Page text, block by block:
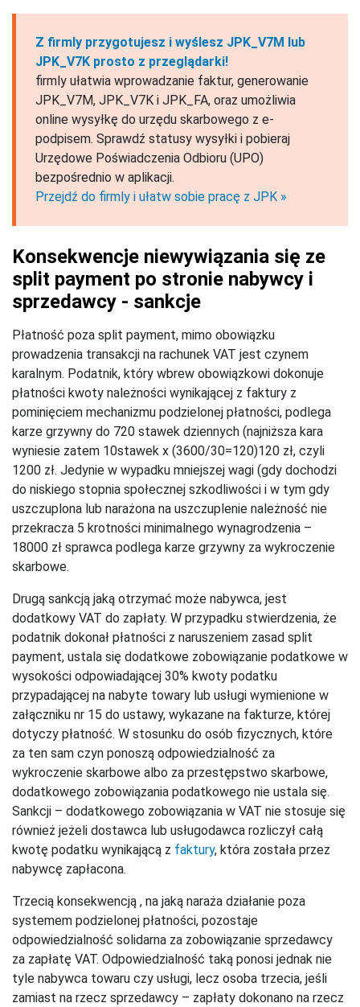
Z firmly przygotujesz i wyślesz JPK_V7M lub
JPK_V7K prosto z przeglądarki!
firmly ułatwia wprowadzanie faktur, generowanie
JPK_V7M, JPK_V7K i JPK_FA, oraz umożliwia
online wysyłkę do urzędu skarbowego z e-
podpisem. Sprawdź statusy wysyłki i pobieraj
Urzędowe Poświadczenia Odbioru (UPO)
bezpośrednio w aplikacji.
Przejdź do firmly i ułatw sobie pracę z JPK »
Konsekwencje niewywiązania się ze
split payment po stronie nabywcy i
sprzedawcy - sankcje
Płatność poza split payment, mimo obowiązku
prowadzenia transakcji na rachunek VAT jest czynem
karalnym. Podatnik, który wbrew obowiązkowi dokonuje
płatności kwoty należności wynikającej z faktury z
pominięciem mechanizmu podzielonej płatności, podlega
karze grzywny do 720 stawek dziennych (najniższa kara
wyniesie zatem 10stawek x (3600/30=120)120 zł, czyli
1200 zł. Jedynie w wypadku mniejszej wagi (gdy dochodzi
do niskiego stopnia społecznej szkodliwości i w tym gdy
uszczuplona lub narażona na uszczuplenie należność nie
przekracza 5 krotności minimalnego wynagrodzenia –
18000 zł sprawca podlega karze grzywny za wykroczenie
skarbowe.
Drugą sankcją jaką otrzymać może nabywca, jest
dodatkowy VAT do zapłaty. W przypadku stwierdzenia, że
podatnik dokonał płatności z naruszeniem zasad split
payment, ustala się dodatkowe zobowiązanie podatkowe w
wysokości odpowiadającej 30% kwoty podatku
przypadającej na nabyte towary lub usługi wymienione w
załączniku nr 15 do ustawy, wykazane na fakturze, której
dotyczy płatność. W stosunku do osób fizycznych, które
za ten sam czyn ponoszą odpowiedzialność za
wykroczenie skarbowe albo za przestępstwo skarbowe,
dodatkowego zobowiązania podatkowego nie ustala się.
Sankcji – dodatkowego zobowiązania w VAT nie stosuje się
również jeżeli dostawca lub usługodawca rozliczył całą
kwotę podatku wynikającą z faktury, która została przez
nabywcę zapłacona.
Trzecią konsekwencją , na jaką naraża działanie poza
systemem podzielonej płatności, pozostaje
odpowiedzialność solidarna za zobowiązanie sprzedawcy
za zapłatę VAT. Odpowiedzialność taką ponosi jednak nie
tyle nabywca towaru czy usługi, lecz osoba trzecia, jeśli
zamiast na rzecz sprzedawcy – zapłaty dokonano na rzecz